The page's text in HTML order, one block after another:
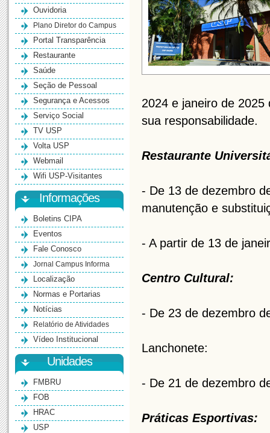
Ouvidoria
Plano Diretor do Campus
Portal Transparência
Restaurante
Saúde
Seção de Pessoal
Segurança e Acessos
Serviço Social
TV USP
Volta USP
Webmail
Wifi USP-Visitantes
Informações
Boletins CIPA
Eventos
Fale Conosco
Jornal Campus Informa
Localização
Normas e Portarias
Notícias
Relatório de Atividades
Vídeo Institucional
Unidades
FMBRU
FOB
HRAC
USP
2024 e janeiro de
sua responsabilidade.
Restaurante
- De 13 de dezembro
manutenção e
- A partir de 13 de
Centro Cultural:
- De 23 de dezembro
Lanchonete:
- De 21 de dezembro
Práticas Esportivas: